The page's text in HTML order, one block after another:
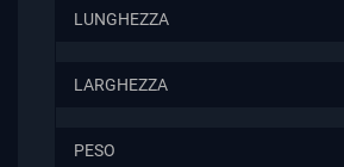
LUNGHEZZA
LARGHEZZA
PESO